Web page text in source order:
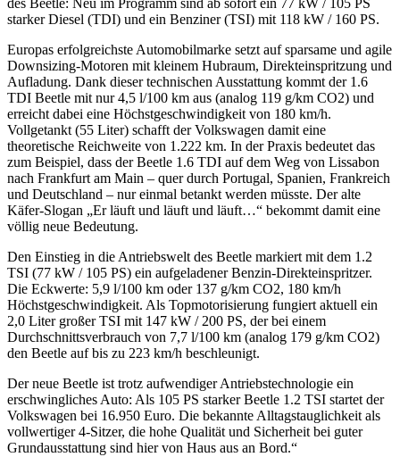
des Beetle: Neu im Programm sind ab sofort ein 77 kW / 105 PS
starker Diesel (TDI) und ein Benziner (TSI) mit 118 kW / 160 PS.
Europas erfolgreichste Automobilmarke setzt auf sparsame und agile
Downsizing-Motoren mit kleinem Hubraum, Direkteinspritzung und
Aufladung. Dank dieser technischen Ausstattung kommt der 1.6
TDI Beetle mit nur 4,5 l/100 km aus (analog 119 g/km CO2) und
erreicht dabei eine Höchstgeschwindigkeit von 180 km/h.
Vollgetankt (55 Liter) schafft der Volkswagen damit eine
theoretische Reichweite von 1.222 km. In der Praxis bedeutet das
zum Beispiel, dass der Beetle 1.6 TDI auf dem Weg von Lissabon
nach Frankfurt am Main – quer durch Portugal, Spanien, Frankreich
und Deutschland – nur einmal betankt werden müsste. Der alte
Käfer-Slogan „Er läuft und läuft und läuft…“ bekommt damit eine
völlig neue Bedeutung.
Den Einstieg in die Antriebswelt des Beetle markiert mit dem 1.2
TSI (77 kW / 105 PS) ein aufgeladener Benzin-Direkteinspritzer.
Die Eckwerte: 5,9 l/100 km oder 137 g/km CO2, 180 km/h
Höchstgeschwindigkeit. Als Topmotorisierung fungiert aktuell ein
2,0 Liter großer TSI mit 147 kW / 200 PS, der bei einem
Durchschnittsverbrauch von 7,7 l/100 km (analog 179 g/km CO2)
den Beetle auf bis zu 223 km/h beschleunigt.
Der neue Beetle ist trotz aufwendiger Antriebstechnologie ein
erschwingliches Auto: Als 105 PS starker Beetle 1.2 TSI startet der
Volkswagen bei 16.950 Euro. Die bekannte Alltagstauglichkeit als
vollwertiger 4-Sitzer, die hohe Qualität und Sicherheit bei guter
Grundausstattung sind hier von Haus aus an Bord.“